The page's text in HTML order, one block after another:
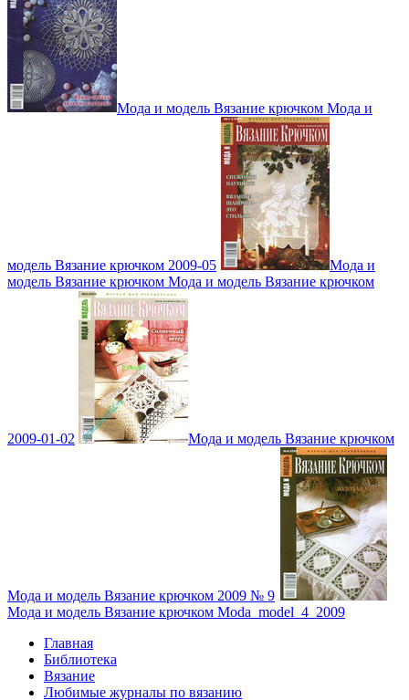
Мода и модель Вязание крючком Мода и
модель Вязание крючком 2009-05
Мода и
модель Вязание крючком Мода и модель Вязание крючком
2009-01-02 Мода и модель Вязание крючком
Мода и модель Вязание крючком 2009 № 9
Мода и модель Вязание крючком Moda_model_4_2009
Главная
Библиотека
Вязание
Любимые журналы по вязанию